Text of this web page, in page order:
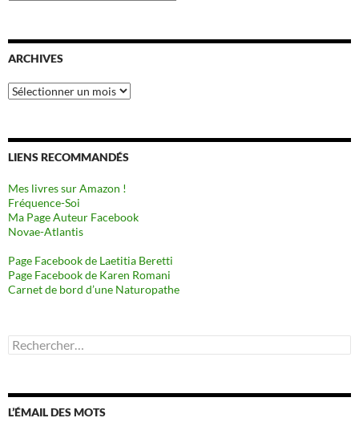
ARCHIVES
Archives
LIENS RECOMMANDÉS
Mes livres sur Amazon !
Fréquence-Soi
Ma Page Auteur Facebook
Novae-Atlantis
Page Facebook de Laetitia Beretti
Page Facebook de Karen Romani
Carnet de bord d’une Naturopathe
Rechercher :
L’ÉMAIL DES MOTS